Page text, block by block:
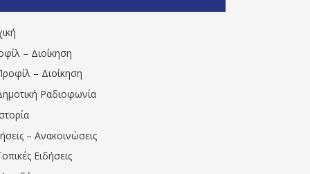
1531194763766854/" artist="" ]
– Διοίκηση
– Διοίκηση
Ραδιοφωνία
– Ανακοινώσεις
Ειδήσεις